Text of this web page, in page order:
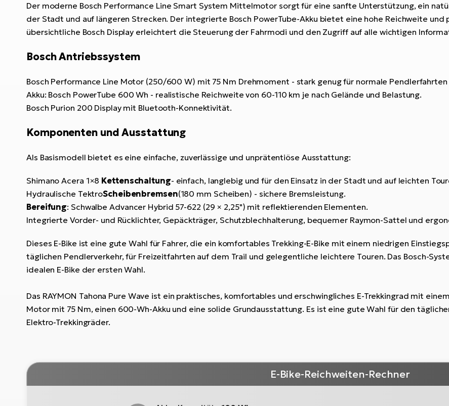
Der moderne Bosch Performance Line Smart System Mittelmotor sorgt für eine sanfte Unterstützung, ein
der Stadt und auf längeren Strecken. Der integrierte Bosch PowerTube-Akku bietet eine hohe Reichweite und
übersichtliche Bosch Display erleichtert die Steuerung der Fahrmodi und den Zugriff auf alle wichtigen
Bosch Antriebssystem
Bosch Performance Line Motor (250/600 W) mit 75 Nm Drehmoment - stark genug für normale
Akku: Bosch PowerTube 600 Wh - realistische Reichweite von 60-110 km je nach Gelände und Belastung.
Bosch Purion 200 Display mit Bluetooth-Konnektivität.
Komponenten und Ausstattung
Als Basismodell bietet es eine einfache, zuverlässige und unprätentiöse Ausstattung:
Shimano Acera 1×8 Kettenschaltung- einfach, langlebig und für den Einsatz in der Stadt und auf leichten
Hydraulische TektroScheibenbremsen(180 mm Scheiben) - sichere Bremsleistung.
Bereifung: Schwalbe Advancer Hybrid 57-622 (29 × 2,25") mit reflektierenden Elementen.
Integrierte Vorder- und Rücklichter, Gepäckträger, Schutzblechhalterung, bequemer Raymon-Sattel und
Dieses E-Bike ist eine gute Wahl für Fahrer, die ein komfortables Trekking-E-Bike mit einem niedrigen
täglichen Pendlerverkehr, für Freizeitfahrten auf dem Trail und gelegentliche leichtere Touren. Das Bosch-
idealen E-Bike der ersten Wahl.
Das RAYMON Tahona Pure Wave ist ein praktisches, komfortables und erschwingliches E-Trekkingrad mit
Motor mit 75 Nm, einen 600-Wh-Akku und eine solide Grundausstattung. Es ist eine gute Wahl für den
Elektro-Trekkingräder.
E-Bike-Reichweiten-Rechner